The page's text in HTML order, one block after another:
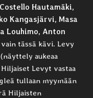
Hautamäki,
Kangasjärvi, Masa
Louhimo, Anton
tässä kävi. Levy
aukeaa
Levyt vastaa
tullaan myymään
Hiljaisten